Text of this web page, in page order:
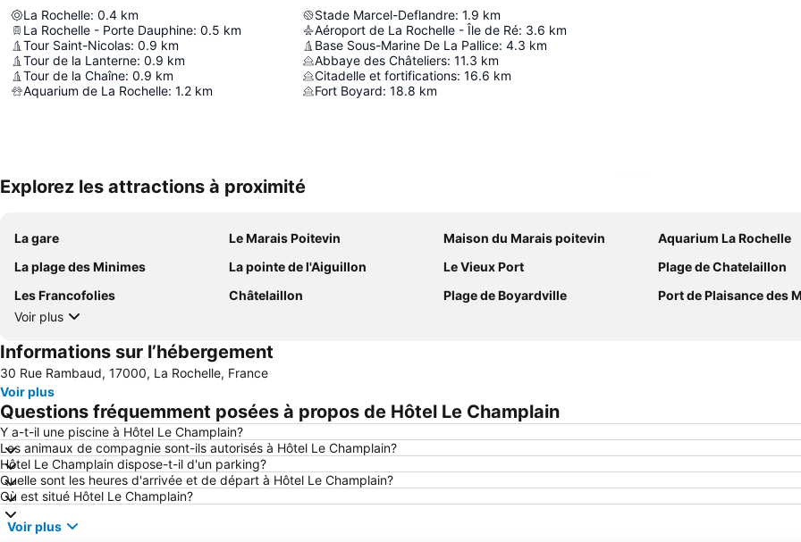
La Rochelle: 0.4 km
La Rochelle - Porte Dauphine: 0.5 km
Tour Saint-Nicolas: 0.9 km
Tour de la Lanterne: 0.9 km
Tour de la Chaîne: 0.9 km
Aquarium de La Rochelle: 1.2 km
Stade Marcel-Deflandre: 1.9 km
Aéroport de La Rochelle - Île de Ré: 3.6 km
Base Sous-Marine De La Pallice: 4.3 km
Abbaye des Châteliers: 11.3 km
Citadelle et fortifications: 16.6 km
Fort Boyard: 18.8 km
Explorez les attractions à proximité
La gare Le Marais Poitevin Maison du Marais poitevin
Aquarium La Rochelle
La plage des Minimes
La pointe de l'Aiguillon Le Vieux Port
Plage de Chatelaillon
Les Francofolies
Châtelaillon Plage de Boyardville
Port de Plaisance des
Voir plus
Informations sur l’hébergement
30 Rue Rambaud, 17000, La Rochelle, France
Voir plus
Questions fréquemment posées à propos de Hôtel Le Champlain
Y a-t-il une piscine à Hôtel Le Champlain?
Les animaux de compagnie sont-ils autorisés à Hôtel Le Champlain?
Hôtel Le Champlain dispose-t-il d'un parking?
Quelle sont les heures d'arrivée et de départ à Hôtel Le Champlain?
Où est situé Hôtel Le Champlain?
Voir plus